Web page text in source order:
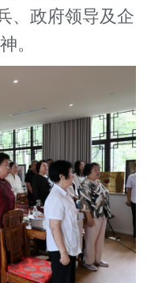
、政府领导及企
。